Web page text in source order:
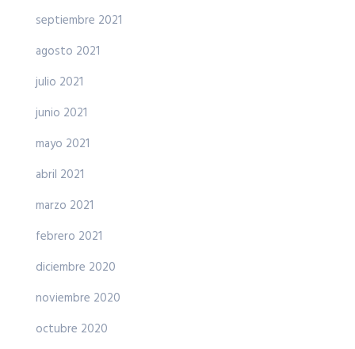
septiembre 2021
agosto 2021
julio 2021
junio 2021
mayo 2021
abril 2021
marzo 2021
febrero 2021
diciembre 2020
noviembre 2020
octubre 2020